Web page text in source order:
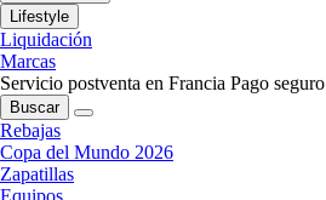
Lifestyle
Liquidación
Marcas
Servicio postventa en Francia Pago seguro
Buscar
Rebajas
Copa del Mundo 2026
Zapatillas